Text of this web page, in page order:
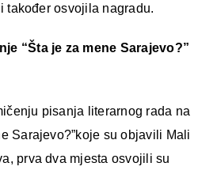
također osvojila nagradu.
“Šta je za mene Sarajevo?”
pisanja literarnog rada na
Sarajevo?”koje su objavili Mali
prva dva mjesta osvojili su